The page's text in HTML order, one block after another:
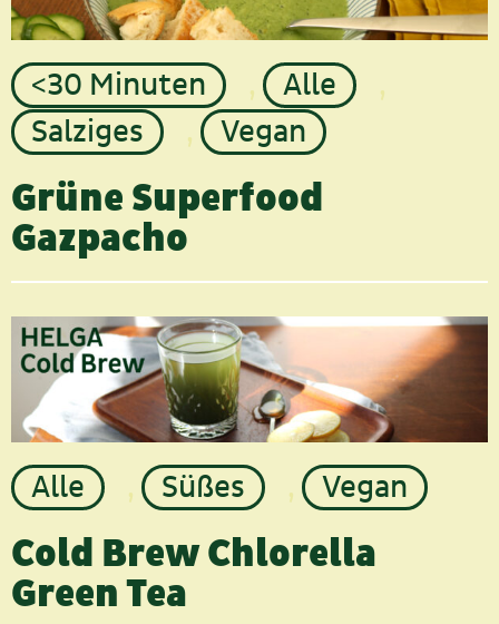
<30 Minuten , Alle
,
Salziges
, Vegan
Grüne Superfood
Gazpacho
Alle , Süßes , Vegan
Cold Brew Chlorella
Green Tea